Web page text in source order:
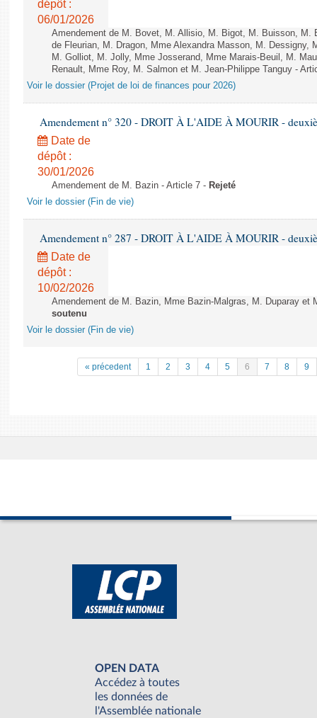
dépôt :
06/01/2026
Amendement de M. Bovet, M. Allisio, M. Bigot, M. Buisson, M.
de Fleurian, M. Dragon, Mme Alexandra Masson, M. Dessigny,
M. Golliot, M. Jolly, Mme Josserand, Mme Marais-Beuil, M.
Renault, Mme Roy, M. Salmon et M. Jean-Philippe Tanguy -
Voir le dossier (Projet de loi de finances pour 2026)
Amendement n° 320 - DROIT À L'AIDE À MOURIR -
Date de
dépôt :
30/01/2026
Amendement de M. Bazin - Article 7 - Rejeté
Voir le dossier (Fin de vie)
Amendement n° 287 - DROIT À L'AIDE À MOURIR -
Date de
dépôt :
10/02/2026
Amendement de M. Bazin, Mme Bazin-Malgras, M. Duparay et
soutenu
Voir le dossier (Fin de vie)
« précedent 1 2 3 4 5 6 7 8 9
OPEN DATA
Accédez à toutes
les données de
l'Assemblée nationale